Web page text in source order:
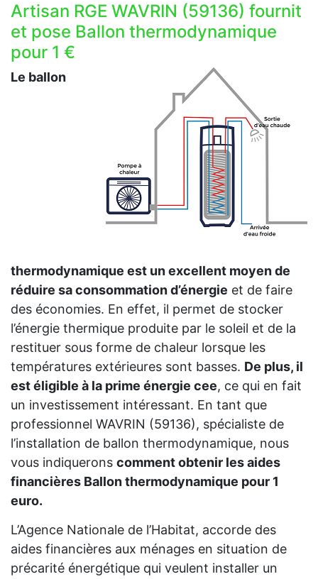
Artisan RGE WAVRIN (59136) fournit
et pose Ballon thermodynamique
pour 1 €
Le ballon
thermodynamique est un excellent moyen de
réduire sa consommation d’énergie et de faire
des économies. En effet, il permet de stocker
l’énergie thermique produite par le soleil et de la
restituer sous forme de chaleur lorsque les
températures extérieures sont basses. De plus, il
est éligible à la prime énergie cee, ce qui en fait
un investissement intéressant. En tant que
professionnel WAVRIN (59136), spécialiste de
l’installation de ballon thermodynamique, nous
vous indiquerons comment obtenir les aides
financières Ballon thermodynamique pour 1
euro.
L’Agence Nationale de l’Habitat, accorde des
aides financières aux ménages en situation de
précarité énergétique qui veulent installer un